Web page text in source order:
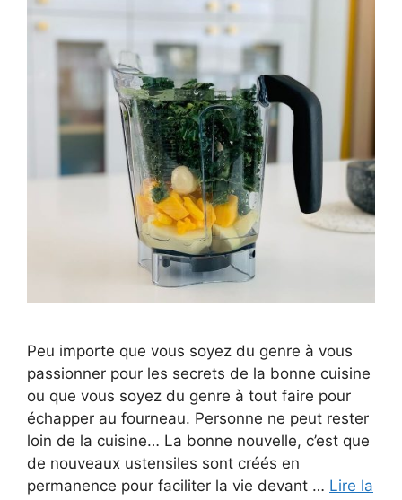
Peu importe que vous soyez du genre à vous
passionner pour les secrets de la bonne cuisine
ou que vous soyez du genre à tout faire pour
échapper au fourneau. Personne ne peut rester
loin de la cuisine… La bonne nouvelle, c’est que
de nouveaux ustensiles sont créés en
permanence pour faciliter la vie devant … Lire la